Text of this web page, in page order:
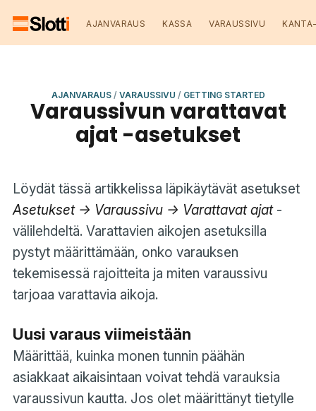
AJANVARAUS KASSA VARAUSSIVU
AJANVARAUS/ VARAUSSIVU / GETTING STARTED
Varaussivun varattavat
ajat -asetukset
Löydät tässä artikkelissa läpikäytävät asetukset
Asetukset -> Varaussivu -> Varattavat ajat-
välilehdeltä. Varattavien aikojen asetuksilla
pystyt määrittämään, onko varauksen
tekemisessä rajoitteita ja miten varaussivu
tarjoaa varattavia aikoja.
Uusi varaus viimeistään
Määrittää, kuinka monen tunnin päähän
asiakkaat aikaisintaan voivat tehdä varauksia
varaussivun kautta. Jos olet määrittänyt tietylle